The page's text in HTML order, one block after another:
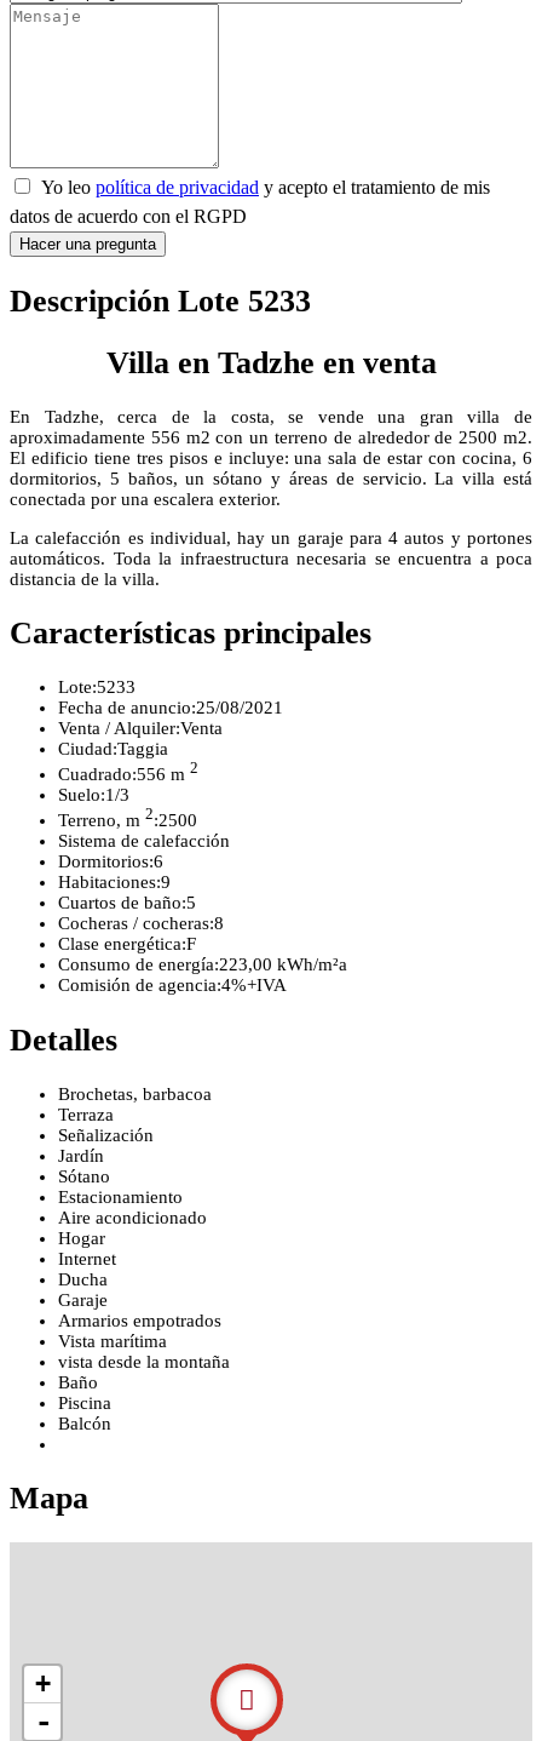
Yo leo política de privacidad y acepto el tratamiento de mis
datos de acuerdo con el RGPD
Hacer una pregunta
Descripción Lote 5233
Villa en Tadzhe en venta
En Tadzhe, cerca de la costa, se vende una gran villa de
aproximadamente 556 m2 con un terreno de alrededor de 2500 m2.
El edificio tiene tres pisos e incluye: una sala de estar con cocina, 6
dormitorios, 5 baños, un sótano y áreas de servicio. La villa está
conectada por una escalera exterior.
La calefacción es individual, hay un garaje para 4 autos y portones
automáticos. Toda la infraestructura necesaria se encuentra a poca
distancia de la villa.
Características principales
Lote:5233
Fecha de anuncio:25/08/2021
Venta / Alquiler:Venta
Ciudad:Taggia
Cuadrado:556 m 2
Suelo:1/3
Terreno, m 2:2500
Sistema de calefacción
Dormitorios:6
Habitaciones:9
Cuartos de baño:5
Cocheras / cocheras:8
Clase energética:F
Consumo de energía:223,00 kWh/m²a
Comisión de agencia:4%+IVA
Detalles
Brochetas, barbacoa
Terraza
Señalización
Jardín
Sótano
Estacionamiento
Aire acondicionado
Hogar
Internet
Ducha
Garaje
Armarios empotrados
Vista marítima
vista desde la montaña
Baño
Piscina
Balcón
Mapa
+
-